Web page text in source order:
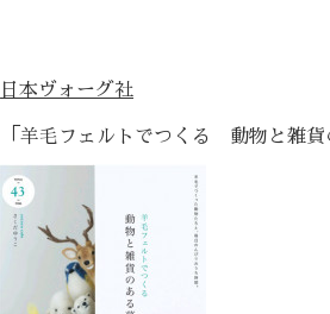
日本ヴォーグ社
「 羊毛フェルトでつくる 動物と雑貨